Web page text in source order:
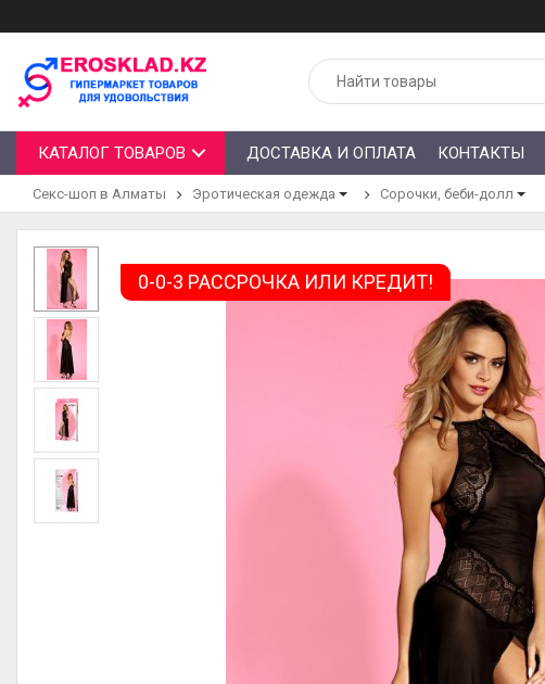
КАТАЛОГ ТОВАРОВ ДОСТАВКА И ОПЛАТА КОНТАКТЫ
Секс-шоп в Алматы Эротическая одежда Сорочки, беби-долл
0-0-3 РАССРОЧКА ИЛИ КРЕДИТ!